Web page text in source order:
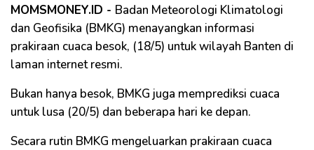
MOMSMONEY.ID - Badan Meteorologi Klimatologi
dan Geofisika (BMKG) menayangkan informasi
prakiraan cuaca besok, (18/5) untuk wilayah Banten di
laman internet resmi.
Bukan hanya besok, BMKG juga memprediksi cuaca
untuk lusa (20/5) dan beberapa hari ke depan.
Secara rutin BMKG mengeluarkan prakiraan cuaca